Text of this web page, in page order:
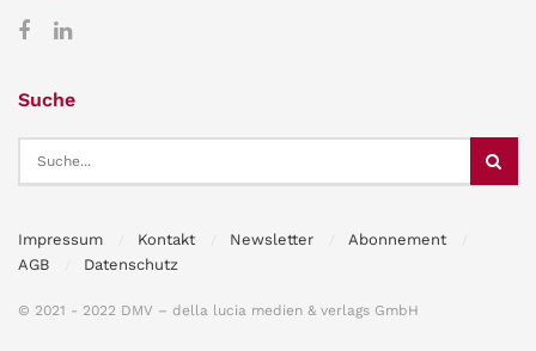
Suche
Impressum Kontakt Newsletter
Abonnement
AGB
Datenschutz
© 2021 - 2022 DMV – della lucia medien & verlags GmbH